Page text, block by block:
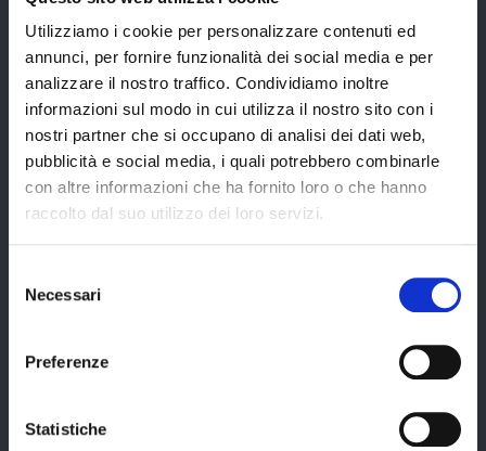
Utilizziamo i cookie per personalizzare contenuti ed
annunci, per fornire funzionalità dei social media e per
analizzare il nostro traffico. Condividiamo inoltre
informazioni sul modo in cui utilizza il nostro sito con i
nostri partner che si occupano di analisi dei dati web,
pubblicità e social media, i quali potrebbero combinarle
con altre informazioni che ha fornito loro o che hanno
raccolto dal suo utilizzo dei loro servizi.
delNecessari
Preferenze
Statistiche
Certificazione di qualità
Servizi
Servizi online
Difensore Civico
Consigliera di Parità